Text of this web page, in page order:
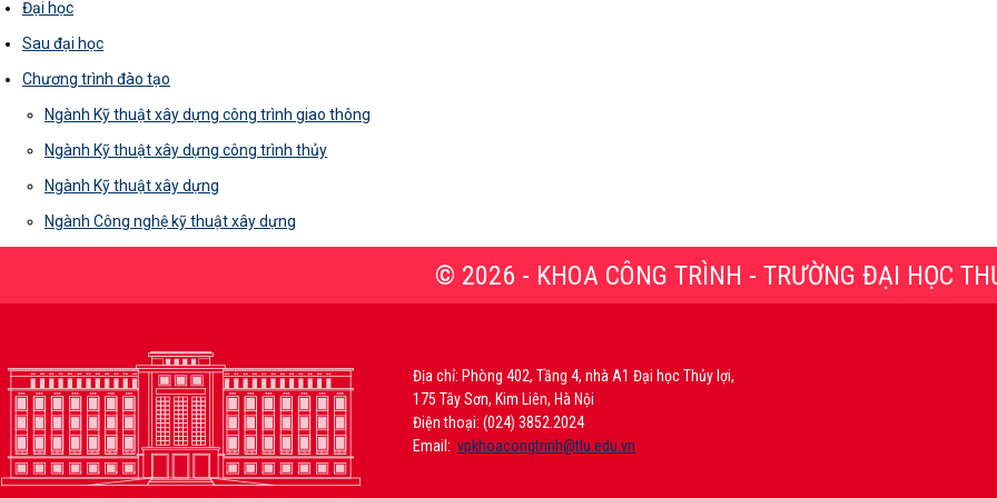
Đại học
Sau đại học
Chương trình đào tạo
Ngành Kỹ thuật xây dựng công trình giao thông
Ngành Kỹ thuật xây dựng công trình thủy
Ngành Kỹ thuật xây dựng
Ngành Công nghệ kỹ thuật xây dựng
© 2026 - KHOA CÔNG TRÌNH - TRƯỜNG ĐẠI HỌC
Địa chỉ: Phòng 402, Tầng 4, nhà A1 Đại học Thủy lợi,
175 Tây Sơn, Kim Liên, Hà Nội
Điện thoại: (024) 3852.2024
Email: vpkhoacongtrinh@tlu.edu.vn